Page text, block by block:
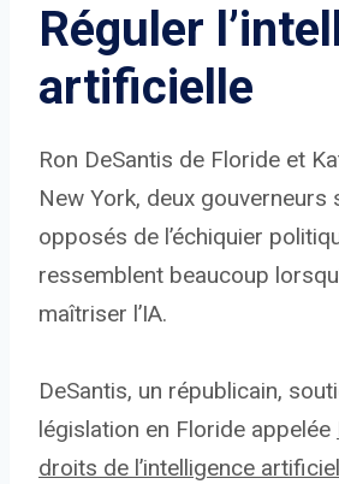
Réguler
artificielle
Ron DeSantis de Floride et
New York, deux gouverneurs
opposés de l’échiquier
ressemblent beaucoup
maîtriser l’IA.
DeSantis, un républicain,
législation en Floride appelée
droits de l’intelligence